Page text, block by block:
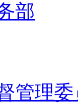
部
管理